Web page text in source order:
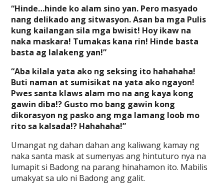
“Hinde…hinde ko alam sino yan. Pero masyado
nang delikado ang sitwasyon. Asan ba mga Pulis
kung kailangan sila mga bwisit! Hoy ikaw na
naka maskara! Tumakas kana rin! Hinde basta
basta ag lalakeng yan!”
“Aba kilala yata ako ng seksing ito hahahaha!
Buti naman at sumisikat na yata ako ngayon!
Pwes santa klaws alam mo na ang kaya kong
gawin diba!? Gusto mo bang gawin kong
dikorasyon ng pasko ang mga lamang loob mo
rito sa kalsada!? Hahahaha!”
Umangat ng dahan dahan ang kaliwang kamay ng
naka santa mask at sumenyas ang hintuturo nya na
lumapit si Badong na parang hinahamon ito. Mabilis
umakyat sa ulo ni Badong ang galit.